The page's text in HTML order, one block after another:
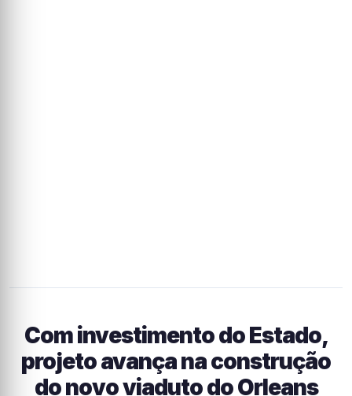
Com investimento do Estado,
projeto avança na construção
do novo viaduto do Orleans